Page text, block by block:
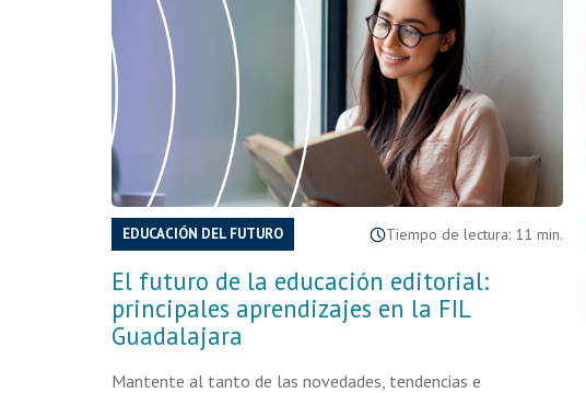
EDUCACIÓN DEL FUTURO Tiempo de lectura: 11 min.
El futuro de la educación editorial:
principales aprendizajes en la FIL
Guadalajara
Mantente al tanto de las novedades, tendencias e